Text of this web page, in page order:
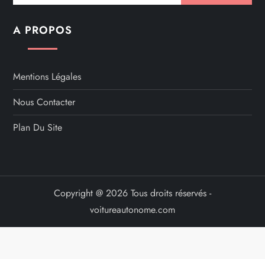
A PROPOS
Mentions Légales
Nous Contacter
Plan Du Site
Copyright @ 2026 Tous droits réservés -
voitureautonome.com